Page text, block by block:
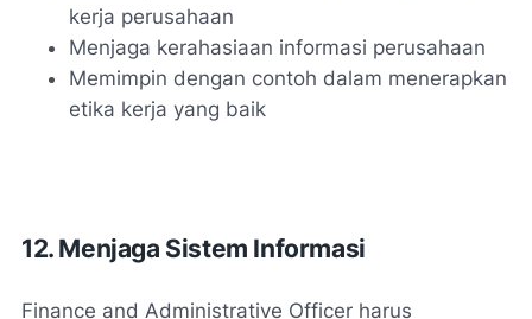
kerja perusahaan
Menjaga kerahasiaan informasi perusahaan
Memimpin dengan contoh dalam menerapkan
etika kerja yang baik
12. Menjaga Sistem Informasi
Finance and Administrative Officer harus